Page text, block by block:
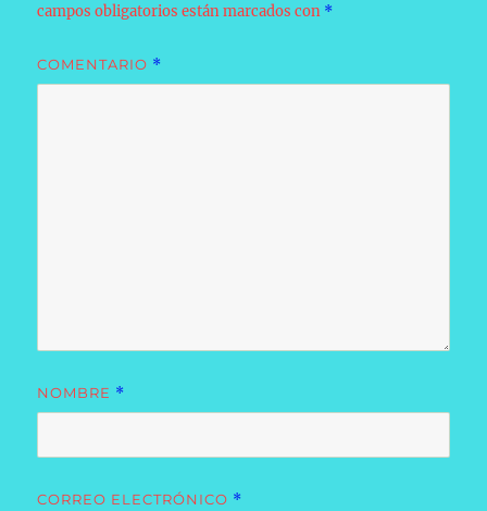
campos obligatorios están marcados con *
COMENTARIO *
NOMBRE *
CORREO ELECTRÓNICO *